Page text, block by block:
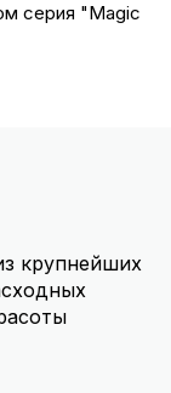
серия "Magic
крупнейших